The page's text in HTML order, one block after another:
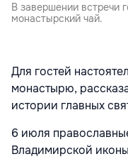
В завершении встречи
монастырский чай.
Для гостей
монастырю,
истории главных
6 июля
Владимирской